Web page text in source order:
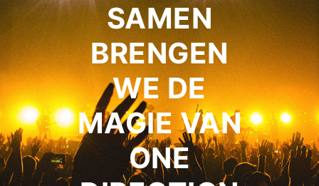
SAMEN
BRENGEN
WE DE
MAGIE VAN
ONE